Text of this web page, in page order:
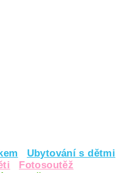
Ubytování s dětmi
Fotosoutěž